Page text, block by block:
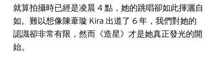
就算拍攝時已經是凌晨 4 點，她的跳唱卻如此揮灑自
如。難以想像陳葦璇 Kira 出道了 6 年，我們對她的
認識卻非常有限，然而《造星》才是她真正發光的開
始。